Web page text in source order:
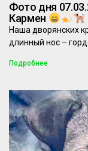
Фото дня
Кармен
Наша дворянских
длинный нос –
Подробнее